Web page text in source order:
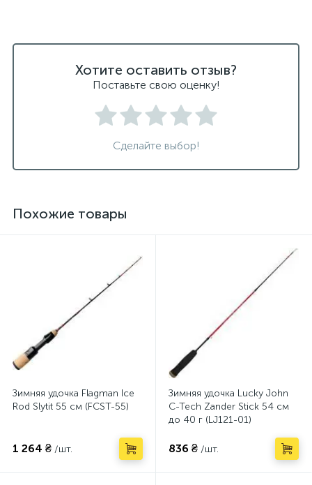
Хотите оставить отзыв?
Поставьте свою оценку!
Сделайте выбор!
Похожие товары
Зимняя удочка Flagman Ice
Rod Slytit 55 см (FCST-55)
1 264 ₴ /шт.
Зимняя удочка Lucky John
C-Tech Zander Stick 54 см
до 40 г (LJ121-01)
836 ₴ /шт.